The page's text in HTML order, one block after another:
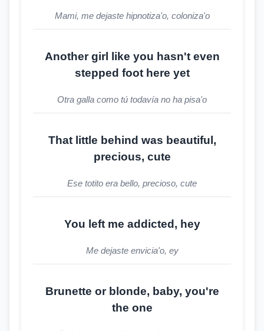
Mami, me dejaste hipnotiza'o, coloniza'o
Another girl like you hasn't even
stepped foot here yet
Otra galla como tú todavía no ha pisa'o
That little behind was beautiful,
precious, cute
Ese totito era bello, precioso, cute
You left me addicted, hey
Me dejaste envicia'o, ey
Brunette or blonde, baby, you're
the one